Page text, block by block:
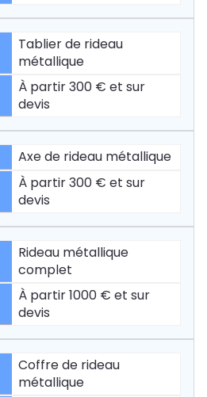
Tablier de rideau
métallique
À partir 300 € et sur
devis
Axe de rideau métallique
À partir 300 € et sur
devis
Rideau métallique
complet
À partir 1000 € et sur
devis
Coffre de rideau
métallique